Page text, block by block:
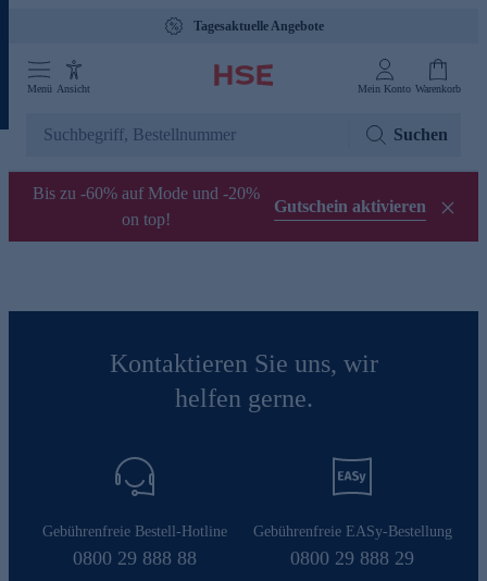
Tagesaktuelle Angebote
Menü Ansicht Mein Konto Warenkorb
Suchen
Bis zu -60% auf Mode und -20%
on top!
Gutschein aktivieren
Kontaktieren Sie uns, wir
helfen gerne.
Gebührenfreie Bestell-Hotline
0800 29 888 88
Gebührenfreie EASy-Bestellung
0800 29 888 29